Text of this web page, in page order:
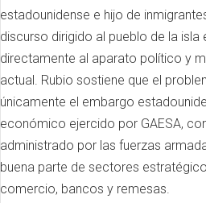
estadounidense e hijo de
discurso dirigido al pueblo de la isla
directamente al aparato político y
actual. Rubio sostiene que el
únicamente el embargo
económico ejercido por GAESA,
administrado por las fuerzas
buena parte de sectores
comercio, bancos y remesas.